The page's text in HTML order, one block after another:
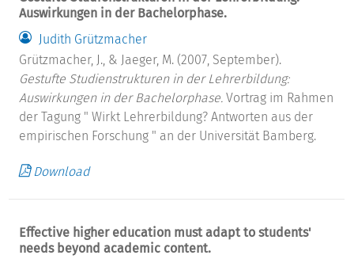
Auswirkungen in der Bachelorphase.
Judith Grützmacher
Grützmacher, J., & Jaeger, M. (2007, September).
Gestufte Studienstrukturen in der Lehrerbildung:
Auswirkungen in der Bachelorphase. Vortrag im Rahmen
der Tagung " Wirkt Lehrerbildung? Antworten aus der
empirischen Forschung " an der Universität Bamberg.
Download
Effective higher education must adapt to students'
needs beyond academic content.